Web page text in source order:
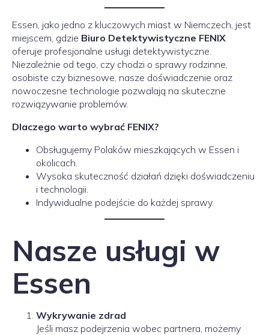
Essen, jako jedno z kluczowych miast w Niemczech, jest
miejscem, gdzie Biuro Detektywistyczne FENIX
oferuje profesjonalne usługi detektywistyczne.
Niezależnie od tego, czy chodzi o sprawy rodzinne,
osobiste czy biznesowe, nasze doświadczenie oraz
nowoczesne technologie pozwalają na skuteczne
rozwiązywanie problemów.
Dlaczego warto wybrać FENIX?
Obsługujemy Polaków mieszkających w Essen i
okolicach.
Wysoka skuteczność działań dzięki doświadczeniu
i technologii.
Indywidualne podejście do każdej sprawy.
Nasze usługi w
Essen
Wykrywanie zdrad
Jeśli masz podejrzenia wobec partnera, możemy